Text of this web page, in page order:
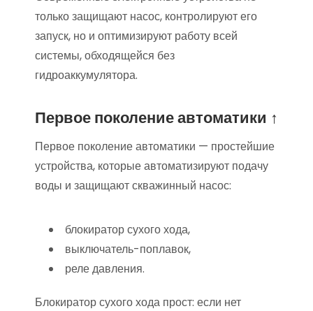
только защищают насос, контролируют его
запуск, но и оптимизируют работу всей
системы, обходящейся без
гидроаккумулятора.
Первое поколение автоматики ↑
Первое поколение автоматики — простейшие
устройства, которые автоматизируют подачу
воды и защищают скважинный насос:
блокиратор сухого хода,
выключатель-поплавок,
реле давления.
Блокиратор сухого хода прост: если нет